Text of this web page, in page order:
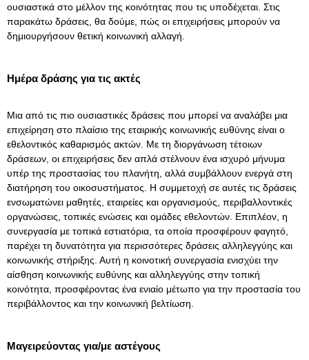
ουσιαστικά στο μέλλον της κοινότητας που τις υποδέχεται. Στις
παρακάτω δράσεις, θα δούμε, πώς οι επιχειρήσεις μπορούν να
δημιουργήσουν θετική κοινωνική αλλαγή.
Ημέρα δράσης για τις ακτές
Μια από τις πιο ουσιαστικές δράσεις που μπορεί να αναλάβει μια
επιχείρηση στο πλαίσιο της εταιρικής κοινωνικής ευθύνης είναι ο
εθελοντικός καθαρισμός ακτών. Με τη διοργάνωση τέτοιων
δράσεων, οι επιχειρήσεις δεν απλά στέλνουν ένα ισχυρό μήνυμα
υπέρ της προστασίας του πλανήτη, αλλά συμβάλλουν ενεργά στη
διατήρηση του οικοσυστήματος. Η συμμετοχή σε αυτές τις δράσεις
ενσωματώνει μαθητές, εταιρείες και οργανισμούς, περιβαλλοντικές
οργανώσεις, τοπικές ενώσεις και ομάδες εθελοντών. Επιπλέον, η
συνεργασία με τοπικά εστιατόρια, τα οποία προσφέρουν φαγητό,
παρέχει τη δυνατότητα για περισσότερες δράσεις αλληλεγγύης και
κοινωνικής στήριξης. Αυτή η κοινοτική συνεργασία ενισχύει την
αίσθηση κοινωνικής ευθύνης και αλληλεγγύης στην τοπική
κοινότητα, προσφέροντας ένα ενιαίο μέτωπο για την προστασία του
περιβάλλοντος και την κοινωνική βελτίωση.
Μαγειρεύοντας για/με αστέγους